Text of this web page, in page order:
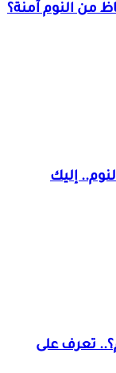
من النوم آمنة؟
إليك
تعرف على